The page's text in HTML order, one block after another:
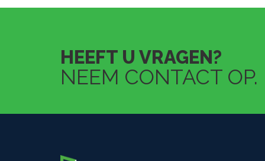
HEEFT U VRAGEN?
NEEM CONTACT OP.